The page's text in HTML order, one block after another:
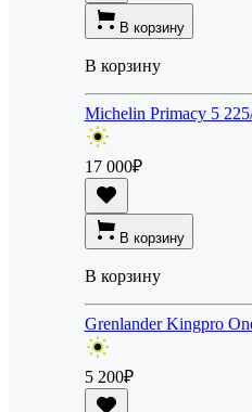
В корзину
В корзину
Michelin Primacy 5
17 000₽
В корзину
В корзину
Grenlander Kingpro
5 200₽